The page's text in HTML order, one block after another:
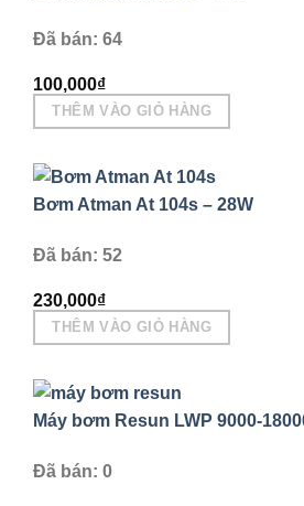
thể
chọn
trên
sản
phẩm
Đã bán: 64
100,000₫
THÊM VÀO GIỎ HÀNG
Bơm Atman At 104s – 28W
Đã bán: 52
230,000₫
THÊM VÀO GIỎ HÀNG
Máy bơm Resun LWP 9000-
Đã bán: 0